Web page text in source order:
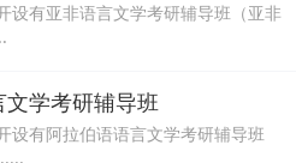
设有亚非语言文学考研辅导班（亚非
文学考研辅导班
设有阿拉伯语语言文学考研辅导班